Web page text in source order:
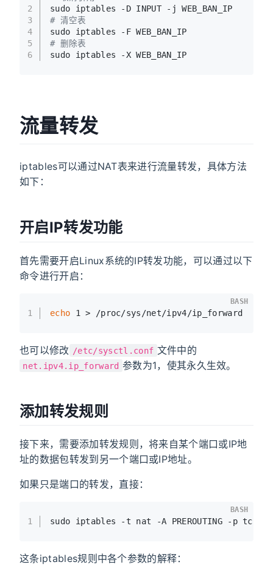
2
3
4
5
6
sudo iptables -D INPUT -j WEB_BAN_IP
# 清空表
sudo iptables -F WEB_BAN_IP
# 删除表
sudo iptables -X WEB_BAN_IP
流量转发
iptables可以通过NAT表来进行流量转发，具体方法
如下：
开启IP转发功能
首先需要开启Linux系统的IP转发功能，可以通过以下
命令进行开启：
1 echo 1 > /proc/sys/net/ipv4/ip_forward
BASH
也可以修改 /etc/sysctl.conf 文件中的
net.ipv4.ip_forward 参数为1，使其永久生效。
添加转发规则
接下来，需要添加转发规则，将来自某个端口或IP地
址的数据包转发到另一个端口或IP地址。
如果只是端口的转发，直接：
1 sudo iptables -t nat -A PREROUTING -p tcp
BASH
这条iptables规则中各个参数的解释：